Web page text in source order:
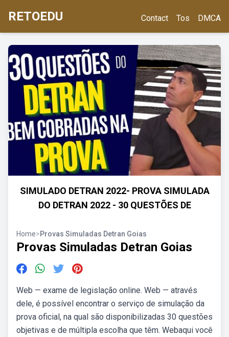
RETOEDU Contact Tos DMCA
SIMULADO DETRAN 2022- PROVA SIMULADA
DO DETRAN 2022 - 30 QUESTÕES DE
Home>Provas Simuladas Detran Goias
Provas Simuladas Detran Goias
Web — exame de legislação online. Web — através
dele, é possível encontrar o serviço de simulação da
prova oficial, na qual são disponibilizadas 30 questões
objetivas e de múltipla escolha que têm. Webaqui você